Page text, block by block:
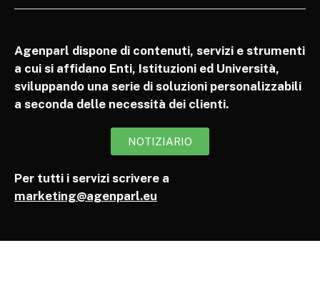
Agenparl dispone di contenuti, servizi e strumenti
a cui si affidano Enti, Istituzioni ed Università,
sviluppando una serie di soluzioni personalizzabili
a seconda delle necessità dei clienti.
NOTIZIARIO
Per tutti i servizi scrivere a
marketing@agenparl.eu